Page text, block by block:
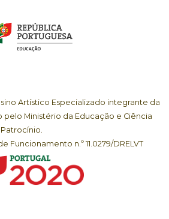
Artístico Especializado integrante da
Ministério da Educação e Ciência
Funcionamento n.º 11.0279/DRELVT